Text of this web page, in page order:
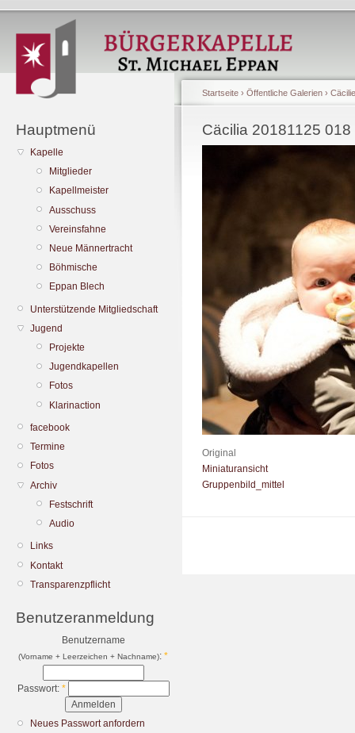
Hauptmenü
Kapelle
Mitglieder
Kapellmeister
Ausschuss
Vereinsfahne
Neue Männertracht
Böhmische
Eppan Blech
Unterstützende Mitgliedschaft
Jugend
Projekte
Jugendkapellen
Fotos
Klarinaction
facebook
Termine
Fotos
Archiv
Festschrift
Audio
Links
Kontakt
Transparenzpflicht
Benutzeranmeldung
Benutzername
(Vorname + Leerzeichen + Nachname): *
Passwort: *
Neues Passwort anfordern
Startseite › Öffentliche Galerien ›
Cäcilia 20181125 018
Original
Miniaturansicht
Gruppenbild_mittel